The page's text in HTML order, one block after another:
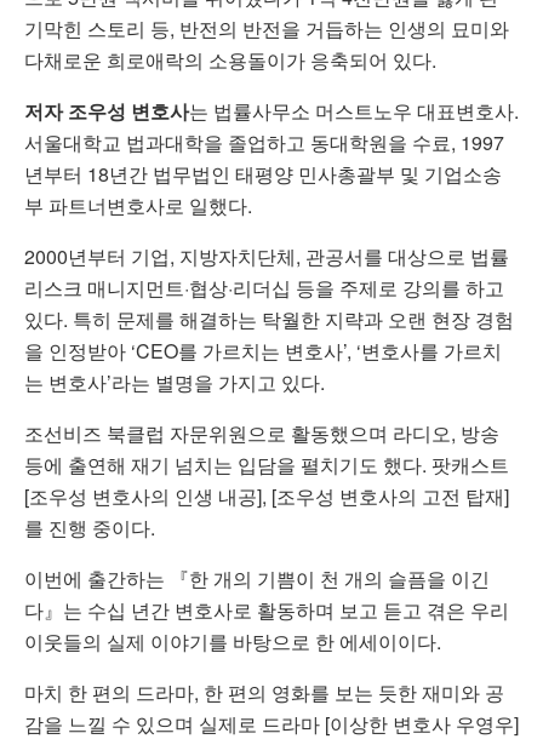
기막힌 스토리 등, 반전의 반전을 거듭하는 인생의 묘미와
다채로운 희로애락의 소용돌이가 응축되어 있다.
저자 조우성 변호사는 법률사무소 머스트노우 대표변호사.
서울대학교 법과대학을 졸업하고 동대학원을 수료, 1997
년부터 18년간 법무법인 태평양 민사총괄부 및 기업소송
부 파트너변호사로 일했다.
2000년부터 기업, 지방자치단체, 관공서를 대상으로 법률
리스크 매니지먼트·협상·리더십 등을 주제로 강의를 하고
있다. 특히 문제를 해결하는 탁월한 지략과 오랜 현장 경험
을 인정받아 ‘CEO를 가르치는 변호사’, ‘변호사를 가르치
는 변호사’라는 별명을 가지고 있다.
조선비즈 북클럽 자문위원으로 활동했으며 라디오, 방송
등에 출연해 재기 넘치는 입담을 펼치기도 했다. 팟캐스트
[조우성 변호사의 인생 내공], [조우성 변호사의 고전 탑재]
를 진행 중이다.
이번에 출간하는 『한 개의 기쁨이 천 개의 슬픔을 이긴
다』는 수십 년간 변호사로 활동하며 보고 듣고 겪은 우리
이웃들의 실제 이야기를 바탕으로 한 에세이이다.
마치 한 편의 드라마, 한 편의 영화를 보는 듯한 재미와 공
감을 느낄 수 있으며 실제로 드라마 [이상한 변호사 우영우]